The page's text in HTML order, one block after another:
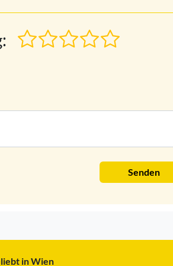
Senden
in Wien